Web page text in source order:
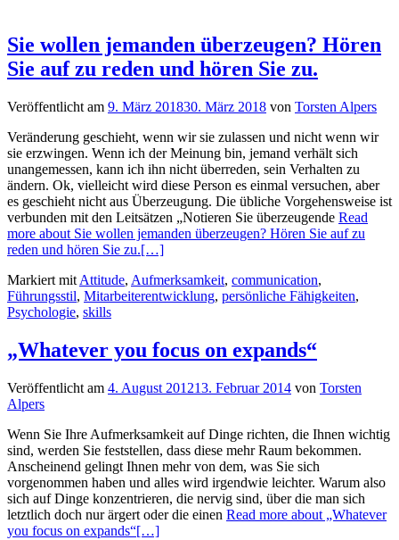
Sie wollen jemanden überzeugen? Hören
Sie auf zu reden und hören Sie zu.
Veröffentlicht am 9. März 201830. März 2018 von Torsten Alpers
Veränderung geschieht, wenn wir sie zulassen und nicht wenn wir
sie erzwingen. Wenn ich der Meinung bin, jemand verhält sich
unangemessen, kann ich ihn nicht überreden, sein Verhalten zu
ändern. Ok, vielleicht wird diese Person es einmal versuchen, aber
es geschieht nicht aus Überzeugung. Die übliche Vorgehensweise ist
verbunden mit den Leitsätzen „Notieren Sie überzeugende Read
more about Sie wollen jemanden überzeugen? Hören Sie auf zu
reden und hören Sie zu.[…]
Markiert mit Attitude, Aufmerksamkeit, communication,
Führungsstil, Mitarbeiterentwicklung, persönliche Fähigkeiten,
Psychologie, skills
„Whatever you focus on expands“
Veröffentlicht am 4. August 201213. Februar 2014 von Torsten
Alpers
Wenn Sie Ihre Aufmerksamkeit auf Dinge richten, die Ihnen wichtig
sind, werden Sie feststellen, dass diese mehr Raum bekommen.
Anscheinend gelingt Ihnen mehr von dem, was Sie sich
vorgenommen haben und alles wird irgendwie leichter. Warum also
sich auf Dinge konzentrieren, die nervig sind, über die man sich
letztlich doch nur ärgert oder die einen Read more about „Whatever
you focus on expands“[…]